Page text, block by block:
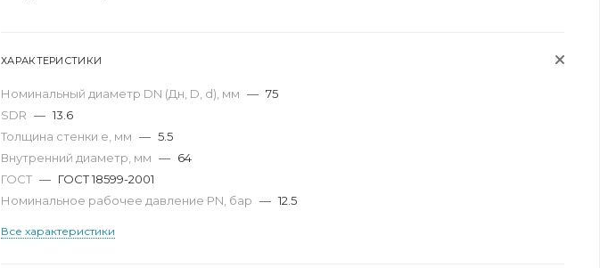
ХАРАКТЕРИСТИКИ
Номинальный диаметр DN (Дн, D, d), мм — 75
SDR — 13.6
Толщина стенки e, мм — 5.5
Внутренний диаметр, мм — 64
ГОСТ — ГОСТ 18599-2001
Номинальное рабочее давление PN, бар — 12.5
Все характеристики